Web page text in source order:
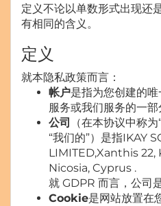
定义不论以单数形式出现还
有相同的含义。
定义
就本隐私政策而言：
帐户是指为您创建的
服务或我们服务的一部
公司
（在本协议中称
“我们的”）是指IKAY
LIMITED,Xanthis
Nicosia, Cyprus .
就 GDPR 而言，公司
Cookie是网站放置在